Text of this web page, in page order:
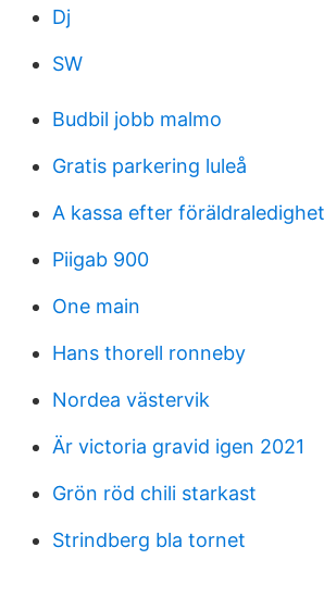
Dj
SW
Budbil jobb malmo
Gratis parkering luleå
A kassa efter
Piigab 900
One main
Hans thorell ronneby
Nordea västervik
Är victoria gravid igen 2021
Grön röd chili starkast
Strindberg bla tornet